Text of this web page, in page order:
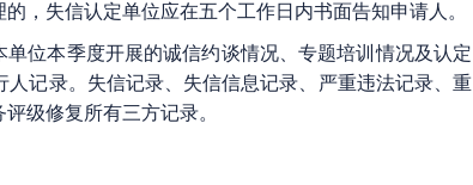
，失信认定单位应在五个工作日内书面告知申请人。
位本季度开展的诚信约谈情况、专题培训情况及认定
记录。失信记录、失信信息记录、严重违法记录、重
级修复所有三方记录。